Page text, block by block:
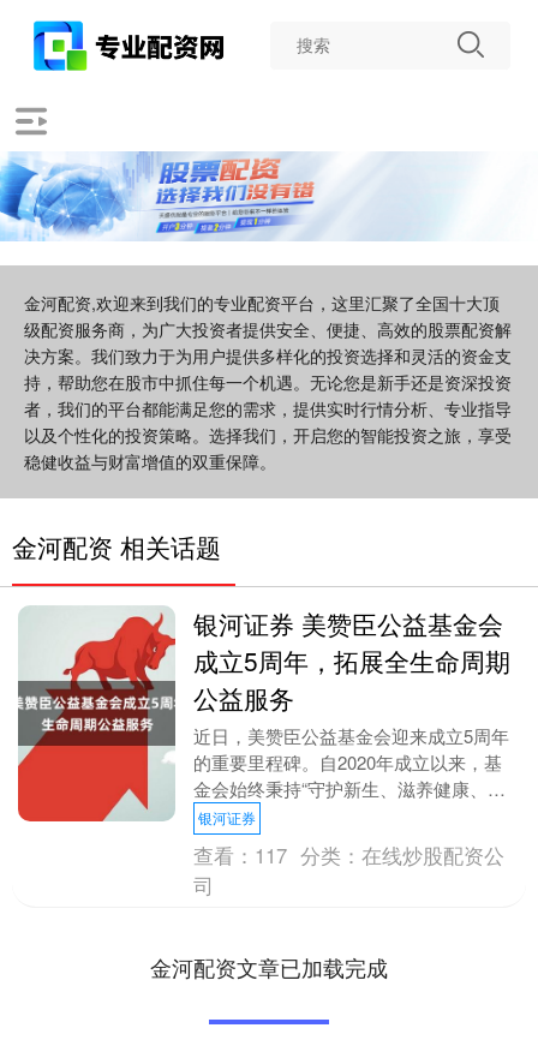
金河配资,欢迎来到我们的专业配资平台，这里汇聚了全国十大顶
级配资服务商，为广大投资者提供安全、便捷、高效的股票配资解
决方案。我们致力于为用户提供多样化的投资选择和灵活的资金支
持，帮助您在股市中抓住每一个机遇。无论您是新手还是资深投资
者，我们的平台都能满足您的需求，提供实时行情分析、专业指导
以及个性化的投资策略。选择我们，开启您的智能投资之旅，享受
稳健收益与财富增值的双重保障。
金河配资 相关话题
银河证券 美赞臣公益基金会
成立5周年，拓展全生命周期
公益服务
近日，美赞臣公益基金会迎来成立5周年
的重要里程碑。自2020年成立以来，基
金会始终秉持“守护新生、滋养健康、赋
能未来”的愿景，通过乡村母婴营养改善
计划、罕见病儿....
银河证券
查看： 117 分类：在线炒股配资公
司
金河配资文章已加载完成